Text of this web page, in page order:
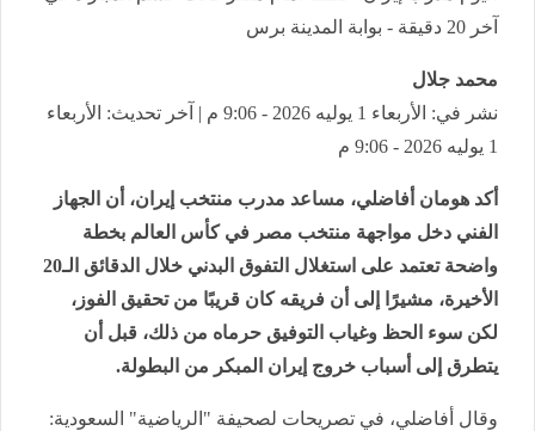
آخر 20 دقيقة - بوابة المدينة برس
محمد جلال
نشر في: الأربعاء 1 يوليه 2026 - 9:06 م | آخر تحديث: الأربعاء
1 يوليه 2026 - 9:06 م
أكد هومان أفاضلي، مساعد مدرب منتخب إيران، أن الجهاز
الفني دخل مواجهة منتخب مصر في كأس العالم بخطة
واضحة تعتمد على استغلال التفوق البدني خلال الدقائق الـ20
الأخيرة، مشيرًا إلى أن فريقه كان قريبًا من تحقيق الفوز،
لكن سوء الحظ وغياب التوفيق حرماه من ذلك، قبل أن
يتطرق إلى أسباب خروج إيران المبكر من البطولة.
وقال أفاضلي، في تصريحات لصحيفة "الرياضية" السعودية: